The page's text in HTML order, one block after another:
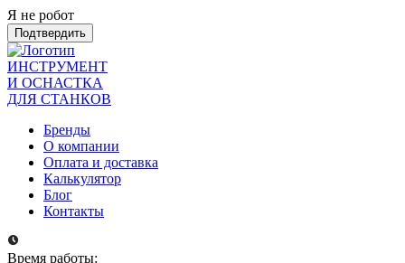
Я не робот
Подтвердить
ИНСТРУМЕНТ
И ОСНАСТКА
ДЛЯ СТАНКОВ
Бренды
О компании
Оплата и доставка
Калькулятор
Блог
Контакты
Время работы: